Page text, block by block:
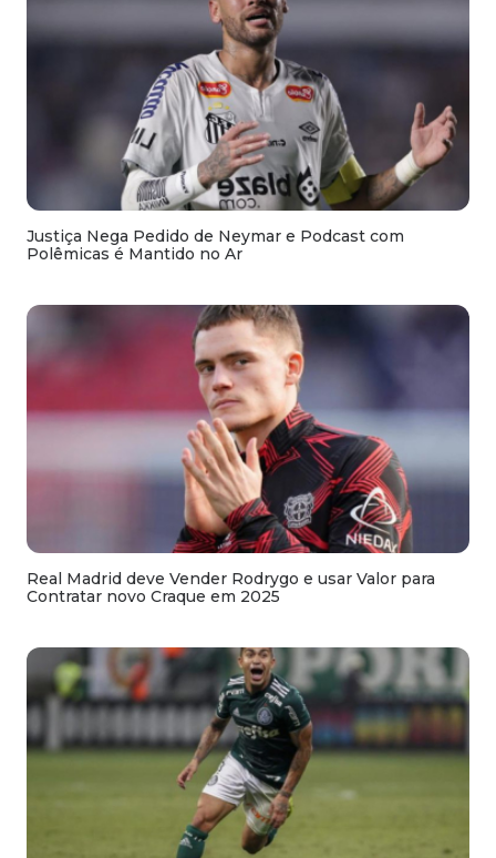
Justiça Nega Pedido de Neymar e Podcast com
Polêmicas é Mantido no Ar
Real Madrid deve Vender Rodrygo e usar Valor para
Contratar novo Craque em 2025